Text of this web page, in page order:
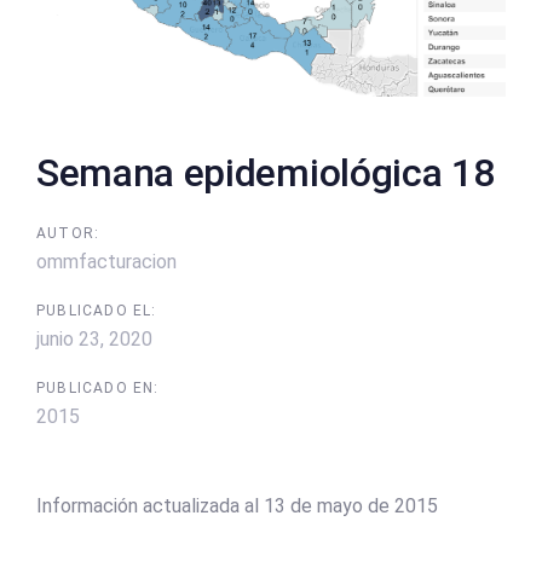
Semana epidemiológica 18
AUTOR:
ommfacturacion
PUBLICADO EL:
junio 23, 2020
PUBLICADO EN:
2015
Información actualizada al 13 de mayo de 2015